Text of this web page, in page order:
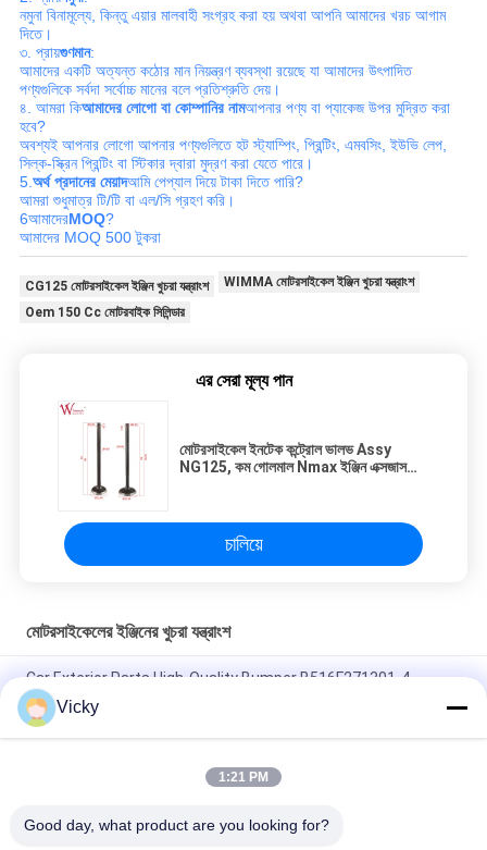
নমুনা বিনামূল্যে, কিন্তু এয়ার মালবাহী সংগ্রহ করা হয় অথবা আপনি আমাদের খরচ আগাম
দিতে।
৩. প্রায়গুণমান:
আমাদের একটি অত্যন্ত কঠোর মান নিয়ন্ত্রণ ব্যবস্থা রয়েছে যা আমাদের উৎপাদিত
পণ্যগুলিকে সর্বদা সর্বোচ্চ মানের বলে প্রতিশ্রুতি দেয়।
৪. আমরা কিআমাদের লোগো বা কোম্পানির নামআপনার পণ্য বা প্যাকেজ উপর মুদ্রিত করা
হবে?
অবশ্যই আপনার লোগো আপনার পণ্যগুলিতে হট স্ট্যাম্পিং, প্রিন্টিং, এমবসিং, ইউভি লেপ,
সিল্ক-স্ক্রিন প্রিন্টিং বা স্টিকার দ্বারা মুদ্রণ করা যেতে পারে।
5. অর্থ প্রদানের মেয়াদআমি পেপ্যাল দিয়ে টাকা দিতে পারি?
আমরা শুধুমাত্র টি/টি বা এল/সি গ্রহণ করি।
6আমাদেরMOQ?
আমাদের MOQ 500 টুকরা
CG125 মোটরসাইকেল ইঞ্জিন খুচরা যন্ত্রাংশ
WIMMA মোটরসাইকেল ইঞ্জিন খুচরা যন্ত্রাংশ
Oem 150 Cc মোটরবাইক সিলিন্ডার
এর সেরা মূল্য পান
মোটরসাইকেল ইনটেক কন্ট্রোল ভালভ Assy
NG125, কম গোলমাল Nmax ইঞ্জিন এক্সজাস
চালিয়ে
মোটরসাইকেলের ইঞ্জিনের খুচরা যন্ত্রাংশ
Car Exterior Parts High-Quality Bumper B516F271301-4
CHANAN OSHAN​ Z6 Starry White
স্টার্টার মোটর হন্ডা EX5 মোটরসাইকেল ইঞ্জিন খুচরা যন্ত্রাংশ সস্তা পাইকারি উচ্চ পারফরম্যান্স
Vicky
1:21 PM
Good day, what product are you looking for?